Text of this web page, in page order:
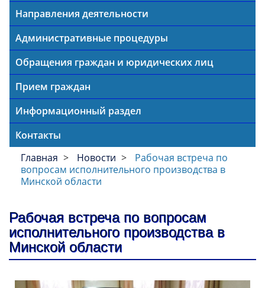
Направления деятельности
Административные процедуры
Обращения граждан и юридических лиц
Прием граждан
Информационный раздел
Контакты
Главная
Новости
Рабочая встреча по
вопросам исполнительного производства в
Минской области
Рабочая встреча по вопросам
исполнительного производства в
Минской области